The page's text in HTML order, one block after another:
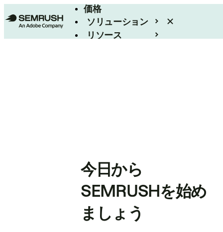
価格
ソリューション
リソース
今日から
SEMRUSHを始め
ましょう